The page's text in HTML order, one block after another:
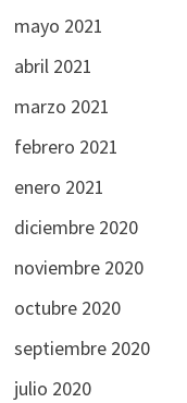
mayo 2021
abril 2021
marzo 2021
febrero 2021
enero 2021
diciembre 2020
noviembre 2020
octubre 2020
septiembre 2020
julio 2020